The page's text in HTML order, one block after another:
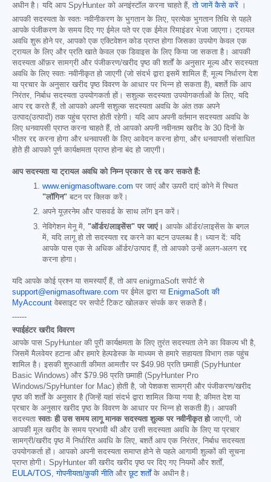
अधीन है। यदि आप SpyHunter को अनइंस्टॉल करना चाहते हैं,तो जानें कैसे करें ।
आपकी सदस्यता के स्वतः नवीनीकरण के भुगतान के लिए, प्रत्येक भुगतान तिथि से पहले
आपके पंजीकरण के समय दिए गए ईमेल पते पर एक ईमेल रिमाइंडर भेजा जाएगा। ट्रायल
अवधि शुरू होने पर, आपको एक एक्टिवेशन कोड प्राप्त होगा जिसका उपयोग केवल एक
ट्रायल के लिए और प्रति खाते केवल एक डिवाइस के लिए किया जा सकता है। आपकी
सदस्यता ऑफ़र सामग्री और पंजीकरण/खरीद पृष्ठ की शर्तों के अनुसार मूल्य और सदस्यता
अवधि के लिए स्वतः नवीनीकृत हो जाएगी (जो संदर्भ द्वारा इसमें शामिल हैं; मूल्य निर्धारण देश
या प्रचार के अनुसार खरीद पृष्ठ विवरण के आधार पर भिन्न हो सकता है), बशर्ते कि आप
निरंतर, निर्बाध सदस्यता उपयोगकर्ता हों। सशुल्क सदस्यता उपयोगकर्ताओं के लिए, यदि
आप रद्द करते हैं, तो आपको अपनी सशुल्क सदस्यता अवधि के अंत तक अपने
उत्पाद(उत्पादों) तक पहुंच प्राप्त होती रहेगी। यदि आप अपनी वर्तमान सदस्यता अवधि के
लिए धनवापसी प्राप्त करना चाहते हैं, तो आपको अपनी नवीनतम खरीद के 30 दिनों के
भीतर रद्द करना होगा और धनवापसी के लिए आवेदन करना होगा, और धनवापसी संसाधित
होते ही आपको पूर्ण कार्यक्षमता प्राप्त होना बंद हो जाएगी।
आप सदस्यता या ट्रायल अवधि को निम्न प्रकार से रद्द कर सकते हैं:
www.enigmasoftware.com पर जाएं और ऊपरी दाएं कोने में स्थित
"लॉगिन" बटन पर क्लिक करें।
अपने यूज़रनेम और पासवर्ड के साथ लॉग इन करें।
नेविगेशन मेनू में, "ऑर्डर/लाइसेंस" पर जाएं। आपके ऑर्डर/लाइसेंस के बगल
में, यदि लागू हो तो सदस्यता रद्द करने का बटन उपलब्ध है। ध्यान दें: यदि
आपके पास एक से अधिक ऑर्डर/उत्पाद हैं, तो आपको उन्हें अलग-अलग रद्द
करना होगा।
यदि आपके कोई प्रश्न या समस्याएँ हैं, तो आप enigmaSoft सपोर्ट से
support@enigmasoftware.com पर ईमेल द्वारा या EnigmaSoft की
MyAccount वेबसाइट पर सपोर्ट टिकट खोलकर संपर्क कर सकते हैं।
------
स्पाईहंटर खरीद विवरण
आपके पास SpyHunter की पूरी कार्यक्षमता के लिए तुरंत सदस्यता लेने का विकल्प भी है,
जिसमें मैलवेयर हटाना और हमारे हेल्पडेस्क के माध्यम से हमारे सहायता विभाग तक पहुंच
शामिल है। इसकी शुरुआती कीमत आमतौर पर $49.98 प्रति छमाही (SpyHunter
Basic Windows) और $79.98 प्रति छमाही (SpyHunter Pro
Windows/SpyHunter for Mac) होती है, जो पेशकश सामग्री और पंजीकरण/खरीद
पृष्ठ की शर्तों के अनुसार है (जिन्हें यहां संदर्भ द्वारा शामिल किया गया है; कीमत देश या
प्रचार के अनुसार खरीद पृष्ठ के विवरण के आधार पर भिन्न हो सकती है)। आपकी
सदस्यता स्वतः ही उस समय लागू मानक सदस्यता शुल्क पर नवीनीकृत होजाएगी, जो
आपकी मूल खरीद के समय प्रभावी थी और उसी सदस्यता अवधि के लिए या प्रचार
सामग्री/खरीद पृष्ठ में निर्धारित अवधि के लिए, बशर्ते आप एक निरंतर, निर्बाध सदस्यता
उपयोगकर्ता हों। आपको अपनी सदस्यता समाप्त होने से पहले आगामी शुल्कों की सूचना
प्राप्त होगी। SpyHunter की खरीद खरीद पृष्ठ पर दिए गए नियमों और शर्तों,
EULA/TOS ,गोपनीयता/कुकी नीतिऔरछूट शर्तोंके अधीन है।